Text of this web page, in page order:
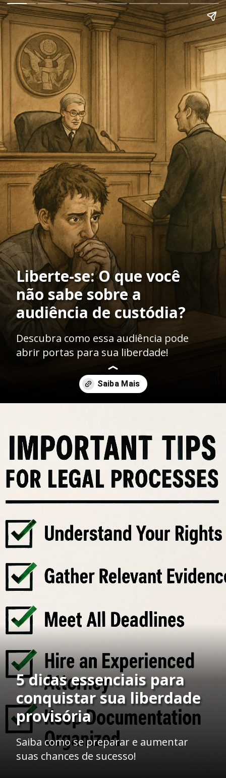
Liberte-se: O que você
não sabe sobre a
audiência de custódia?
Descubra como essa audiência pode
abrir portas para sua liberdade!
5 dicas essenciais para
conquistar sua liberdade
provisória
Saiba como se preparar e aumentar
suas chances de sucesso!